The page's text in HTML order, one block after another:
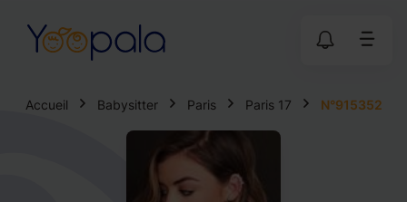
Accueil Babysitter Paris Paris 17 N°915352